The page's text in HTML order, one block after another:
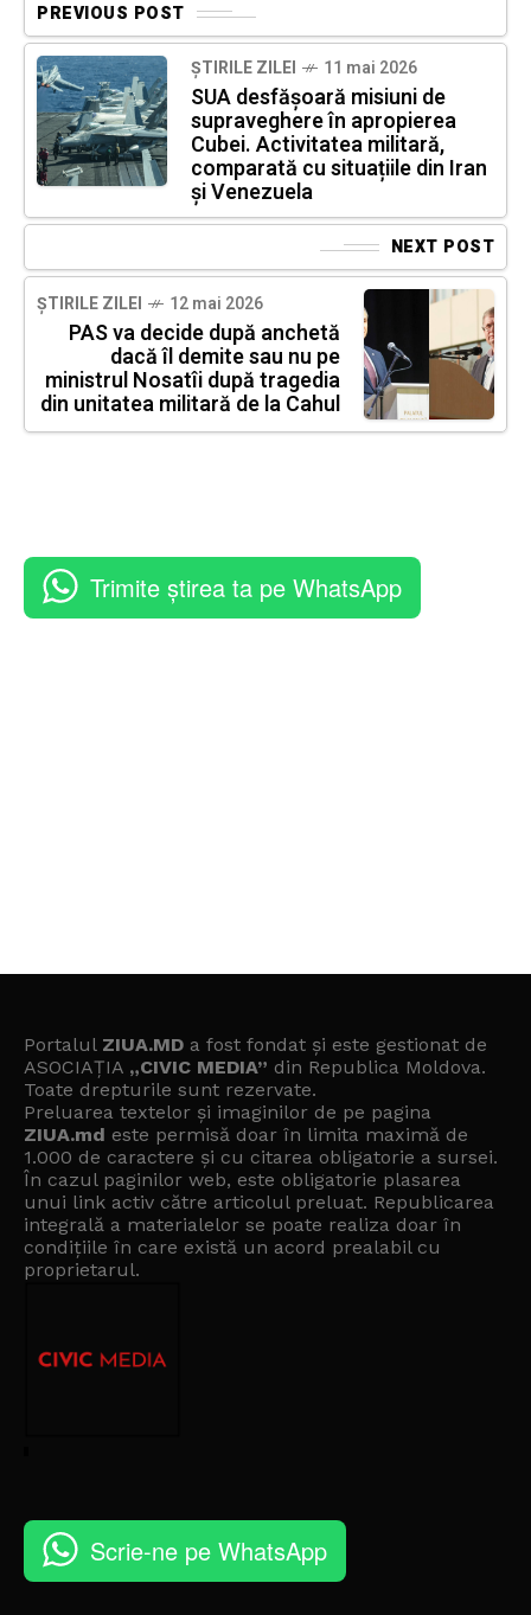
PREVIOUS POST
ȘTIRILE ZILEI 11 mai 2026
SUA desfășoară misiuni de
supraveghere în apropierea
Cubei. Activitatea militară,
comparată cu situațiile din Iran
și Venezuela
NEXT POST
ȘTIRILE ZILEI 12 mai 2026
PAS va decide după anchetă
dacă îl demite sau nu pe
ministrul Nosatîi după tragedia
din unitatea militară de la Cahul
Trimite știrea ta pe WhatsApp
Portalul ZIUA.MD a fost fondat și este gestionat de
ASOCIAȚIA „CIVIC MEDIA” din Republica Moldova.
Toate drepturile sunt rezervate.
Preluarea textelor și imaginilor de pe pagina
ZIUA.md este permisă doar în limita maximă de
1.000 de caractere și cu citarea obligatorie a sursei.
În cazul paginilor web, este obligatorie plasarea
unui link activ către articolul preluat. Republicarea
integrală a materialelor se poate realiza doar în
condițiile în care există un acord prealabil cu
proprietarul.
Scrie-ne pe WhatsApp